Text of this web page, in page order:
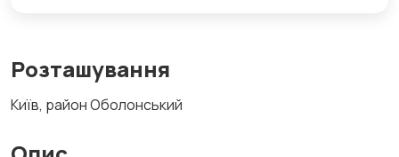
Розташування
Київ, район Оболонський